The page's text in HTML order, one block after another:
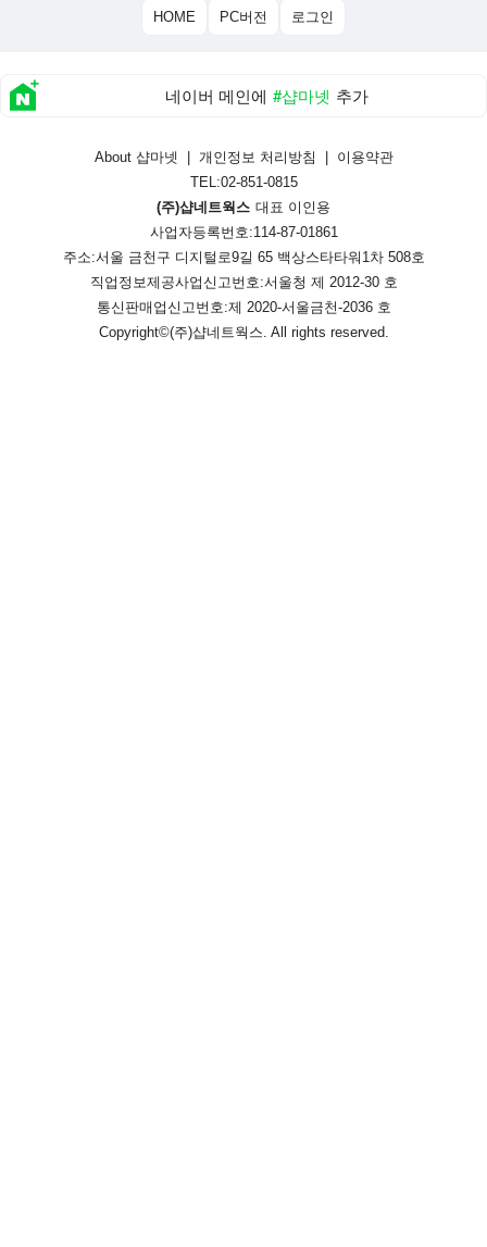
HOME PC버전 로그인
네이버 메인에 #샵마넷 추가
About 샵마넷 | 개인정보 처리방침 | 이용약관
TEL:02-851-0815
(주)샵네트웍스 대표 이인용
사업자등록번호:114-87-01861
주소:서울 금천구 디지털로9길 65 백상스타타워1차 508호
직업정보제공사업신고번호:서울청 제 2012-30 호
통신판매업신고번호:제 2020-서울금천-2036 호
Copyright©(주)샵네트웍스 . All rights reserved.